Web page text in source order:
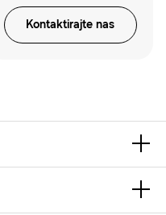
Kontaktirajte nas